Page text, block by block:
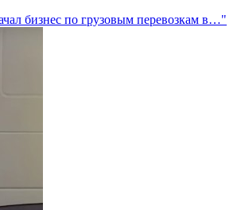
бизнес по грузовым перевозкам в…"